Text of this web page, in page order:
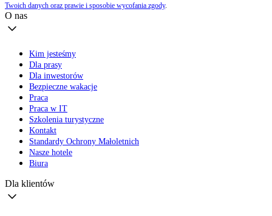
Twoich danych oraz prawie i sposobie wycofania zgody.
O nas
Kim jesteśmy
Dla prasy
Dla inwestorów
Bezpieczne wakacje
Praca
Praca w IT
Szkolenia turystyczne
Kontakt
Standardy Ochrony Małoletnich
Nasze hotele
Biura
Dla klientów